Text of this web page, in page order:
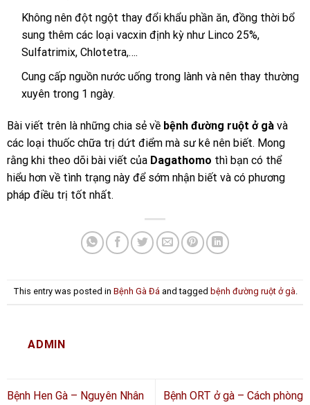
Không nên đột ngột thay đổi khẩu phần ăn, đồng thời bổ
sung thêm các loại vacxin định kỳ như Linco 25%,
Sulfatrimix, Chlotetra,….
Cung cấp nguồn nước uống trong lành và nên thay thường
xuyên trong 1 ngày.
Bài viết trên là những chia sẻ về bệnh đường ruột ở gà và
các loại thuốc chữa trị dứt điểm mà sư kê nên biết. Mong
rằng khi theo dõi bài viết của Dagathomo thì bạn có thể
hiểu hơn về tình trạng này để sớm nhận biết và có phương
pháp điều trị tốt nhất.
This entry was posted in Bệnh Gà Đáand tagged bệnh đường ruột ở gà.
ADMIN
Bệnh Hen Gà – Nguyên Nhân
Bệnh ORT ở gà – Cách phòng